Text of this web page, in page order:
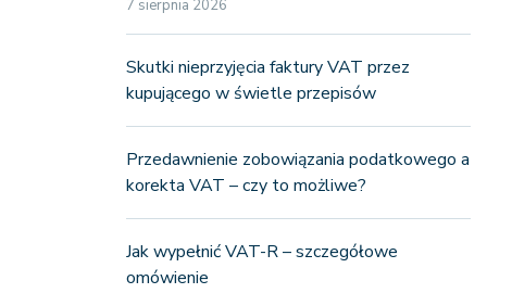
7 sierpnia 2026
Skutki nieprzyjęcia faktury VAT przez
kupującego w świetle przepisów
Przedawnienie zobowiązania podatkowego a
korekta VAT – czy to możliwe?
Jak wypełnić VAT-R – szczegółowe
omówienie